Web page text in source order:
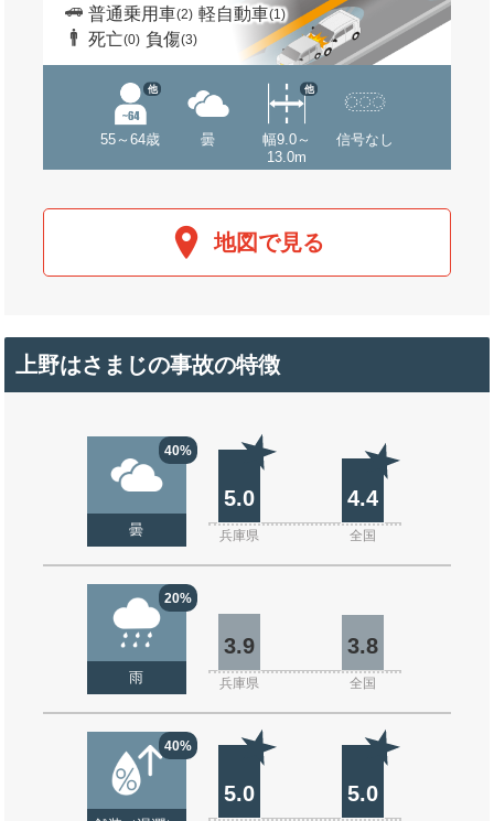
普通乗用車(2) 軽自動車(1)
死亡(0) 負傷(3)
55～64歳
他
曇
幅9.0～
13.0m
他
信号なし
地図で見る
上野はさまじの事故の特徴
40%
曇
5.0 4.4
兵庫県 全国
20%
雨
3.9 3.8
兵庫県 全国
40%
5.0 5.0